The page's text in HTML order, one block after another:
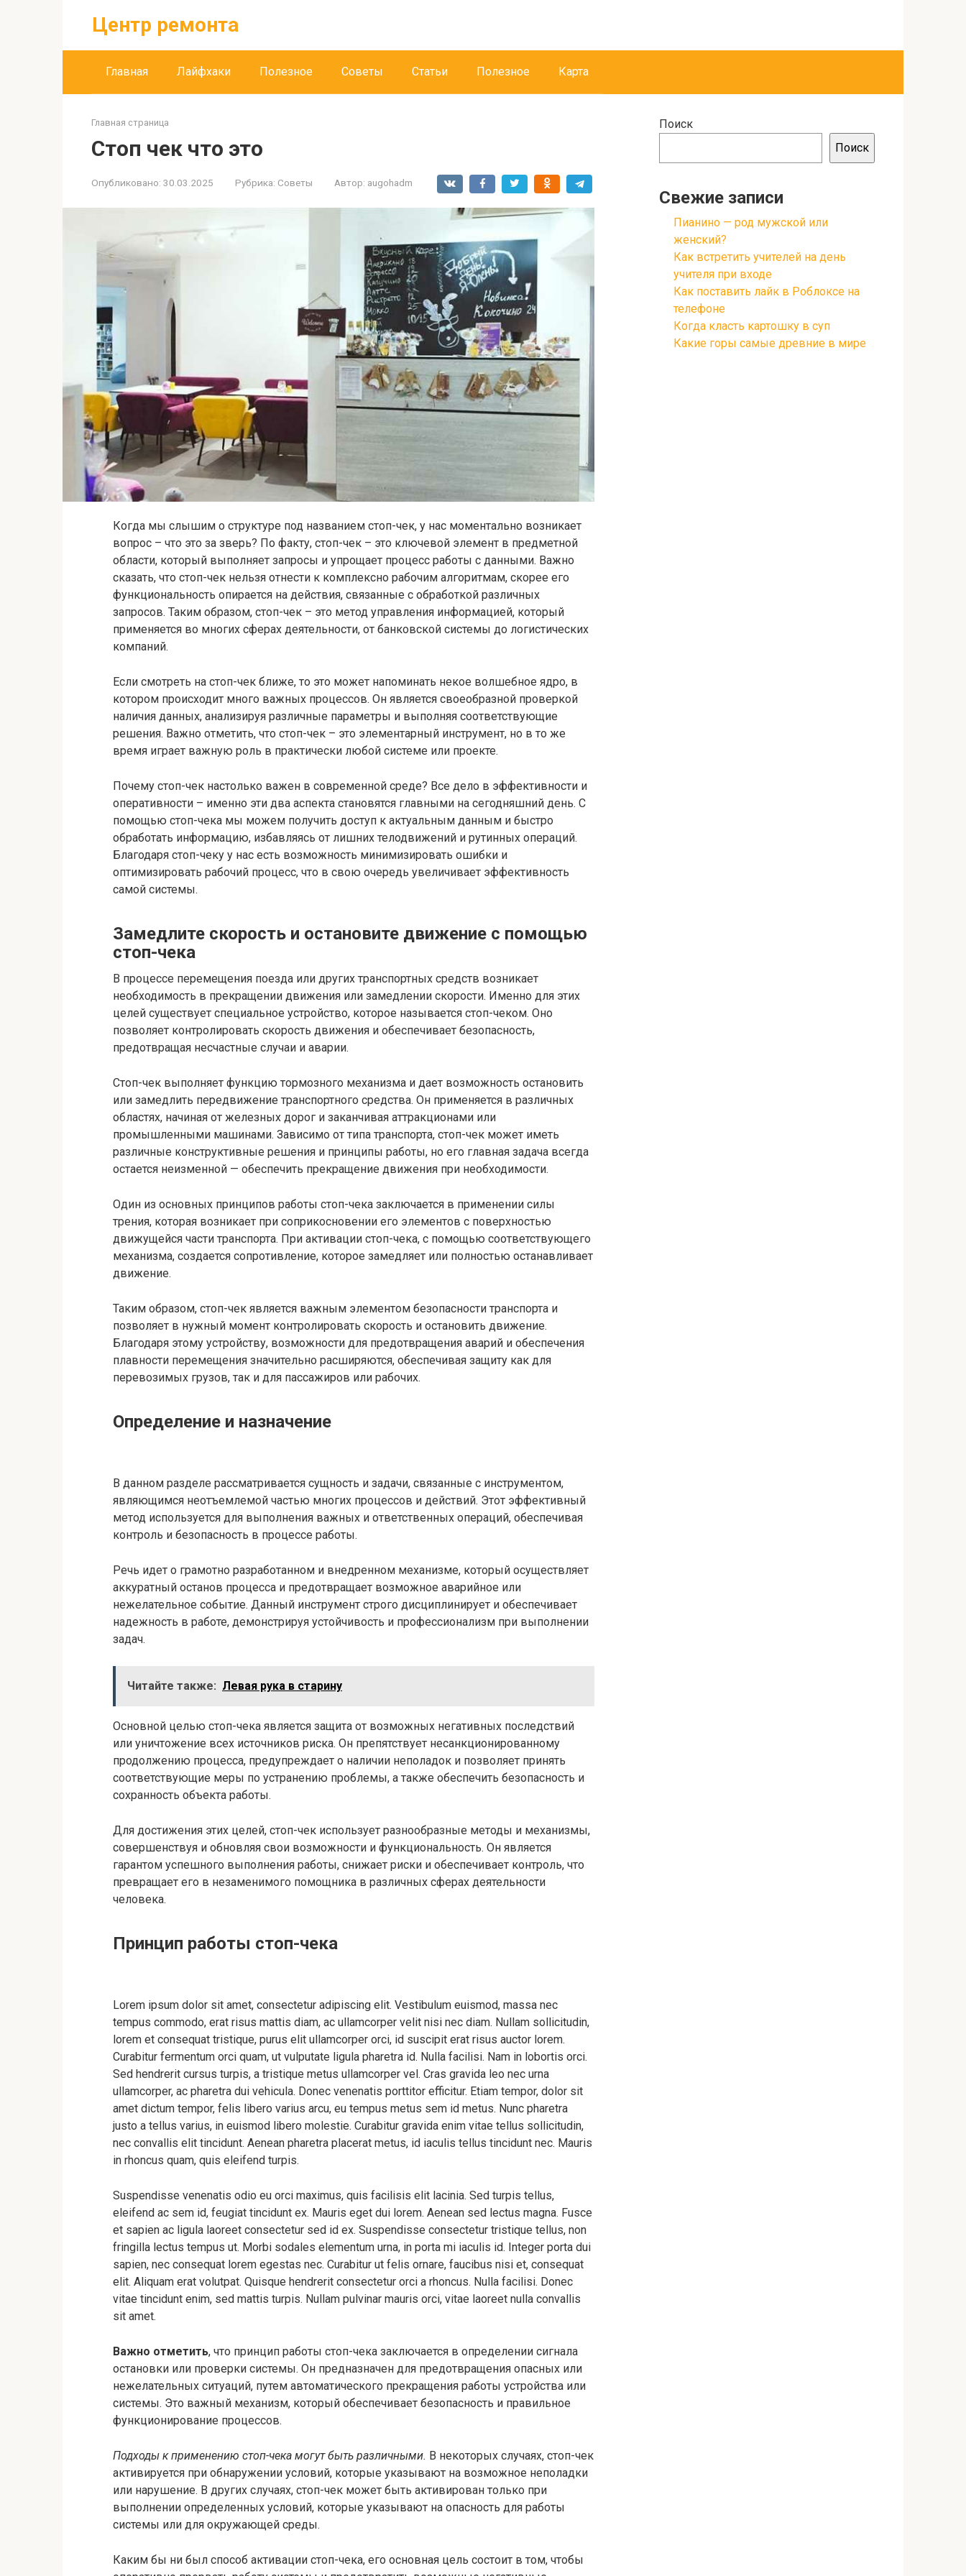
Центр ремонта
Главная Лайфхаки Полезное Советы Статьи Полезное Карта
Главная страница
Стоп чек что это
Опубликовано: 30.03.2025 Рубрика: Советы Автор: augohadm
Когда мы слышим о структуре под названием стоп-чек, у нас моментально возникает
вопрос – что это за зверь? По факту, стоп-чек – это ключевой элемент в предметной
области, который выполняет запросы и упрощает процесс работы с данными. Важно
сказать, что стоп-чек нельзя отнести к комплексно рабочим алгоритмам, скорее его
функциональность опирается на действия, связанные с обработкой различных
запросов. Таким образом, стоп-чек – это метод управления информацией, который
применяется во многих сферах деятельности, от банковской системы до логистических
компаний.
Если смотреть на стоп-чек ближе, то это может напоминать некое волшебное ядро, в
котором происходит много важных процессов. Он является своеобразной проверкой
наличия данных, анализируя различные параметры и выполняя соответствующие
решения. Важно отметить, что стоп-чек – это элементарный инструмент, но в то же
время играет важную роль в практически любой системе или проекте.
Почему стоп-чек настолько важен в современной среде? Все дело в эффективности и
оперативности – именно эти два аспекта становятся главными на сегодняшний день. С
помощью стоп-чека мы можем получить доступ к актуальным данным и быстро
обработать информацию, избавляясь от лишних телодвижений и рутинных операций.
Благодаря стоп-чеку у нас есть возможность минимизировать ошибки и
оптимизировать рабочий процесс, что в свою очередь увеличивает эффективность
самой системы.
Замедлите скорость и остановите движение с помощью
стоп-чека
В процессе перемещения поезда или других транспортных средств возникает
необходимость в прекращении движения или замедлении скорости. Именно для этих
целей существует специальное устройство, которое называется стоп-чеком. Оно
позволяет контролировать скорость движения и обеспечивает безопасность,
предотвращая несчастные случаи и аварии.
Стоп-чек выполняет функцию тормозного механизма и дает возможность остановить
или замедлить передвижение транспортного средства. Он применяется в различных
областях, начиная от железных дорог и заканчивая аттракционами или
промышленными машинами. Зависимо от типа транспорта, стоп-чек может иметь
различные конструктивные решения и принципы работы, но его главная задача всегда
остается неизменной — обеспечить прекращение движения при необходимости.
Один из основных принципов работы стоп-чека заключается в применении силы
трения, которая возникает при соприкосновении его элементов с поверхностью
движущейся части транспорта. При активации стоп-чека, с помощью соответствующего
механизма, создается сопротивление, которое замедляет или полностью останавливает
движение.
Таким образом, стоп-чек является важным элементом безопасности транспорта и
позволяет в нужный момент контролировать скорость и остановить движение.
Благодаря этому устройству, возможности для предотвращения аварий и обеспечения
плавности перемещения значительно расширяются, обеспечивая защиту как для
перевозимых грузов, так и для пассажиров или рабочих.
Определение и назначение
В данном разделе рассматривается сущность и задачи, связанные с инструментом,
являющимся неотъемлемой частью многих процессов и действий. Этот эффективный
метод используется для выполнения важных и ответственных операций, обеспечивая
контроль и безопасность в процессе работы.
Речь идет о грамотно разработанном и внедренном механизме, который осуществляет
аккуратный останов процесса и предотвращает возможное аварийное или
нежелательное событие. Данный инструмент строго дисциплинирует и обеспечивает
надежность в работе, демонстрируя устойчивость и профессионализм при выполнении
задач.
Читайте также: Левая рука в старину
Основной целью стоп-чека является защита от возможных негативных последствий
или уничтожение всех источников риска. Он препятствует несанкционированному
продолжению процесса, предупреждает о наличии неполадок и позволяет принять
соответствующие меры по устранению проблемы, а также обеспечить безопасность и
сохранность объекта работы.
Для достижения этих целей, стоп-чек использует разнообразные методы и механизмы,
совершенствуя и обновляя свои возможности и функциональность. Он является
гарантом успешного выполнения работы, снижает риски и обеспечивает контроль, что
превращает его в незаменимого помощника в различных сферах деятельности
человека.
Принцип работы стоп-чека
Lorem ipsum dolor sit amet, consectetur adipiscing elit. Vestibulum euismod, massa nec
tempus commodo, erat risus mattis diam, ac ullamcorper velit nisi nec diam. Nullam sollicitudin,
lorem et consequat tristique, purus elit ullamcorper orci, id suscipit erat risus auctor lorem.
Curabitur fermentum orci quam, ut vulputate ligula pharetra id. Nulla facilisi. Nam in lobortis orci.
Sed hendrerit cursus turpis, a tristique metus ullamcorper vel. Cras gravida leo nec urna
ullamcorper, ac pharetra dui vehicula. Donec venenatis porttitor efficitur. Etiam tempor, dolor sit
amet dictum tempor, felis libero varius arcu, eu tempus metus sem id metus. Nunc pharetra
justo a tellus varius, in euismod libero molestie. Curabitur gravida enim vitae tellus sollicitudin,
nec convallis elit tincidunt. Aenean pharetra placerat metus, id iaculis tellus tincidunt nec. Mauris
in rhoncus quam, quis eleifend turpis.
Suspendisse venenatis odio eu orci maximus, quis facilisis elit lacinia. Sed turpis tellus,
eleifend ac sem id, feugiat tincidunt ex. Mauris eget dui lorem. Aenean sed lectus magna. Fusce
et sapien ac ligula laoreet consectetur sed id ex. Suspendisse consectetur tristique tellus, non
fringilla lectus tempus ut. Morbi sodales elementum urna, in porta mi iaculis id. Integer porta dui
sapien, nec consequat lorem egestas nec. Curabitur ut felis ornare, faucibus nisi et, consequat
elit. Aliquam erat volutpat. Quisque hendrerit consectetur orci a rhoncus. Nulla facilisi. Donec
vitae tincidunt enim, sed mattis turpis. Nullam pulvinar mauris orci, vitae laoreet nulla convallis
sit amet.
Важно отметить, что принцип работы стоп-чека заключается в определении сигнала
остановки или проверки системы. Он предназначен для предотвращения опасных или
нежелательных ситуаций, путем автоматического прекращения работы устройства или
системы. Это важный механизм, который обеспечивает безопасность и правильное
функционирование процессов.
Подходы к применению стоп-чека могут быть различными. В некоторых случаях, стоп-чек
активируется при обнаружении условий, которые указывают на возможное неполадки
или нарушение. В других случаях, стоп-чек может быть активирован только при
выполнении определенных условий, которые указывают на опасность для работы
системы или для окружающей среды.
Каким бы ни был способ активации стоп-чека, его основная цель состоит в том, чтобы
Поиск
Поиск
Свежие записи
Пианино — род мужской или
женский?
Как встретить учителей на день
учителя при входе
Как поставить лайк в Роблоксе на
телефоне
Когда класть картошку в суп
Какие горы самые древние в мире